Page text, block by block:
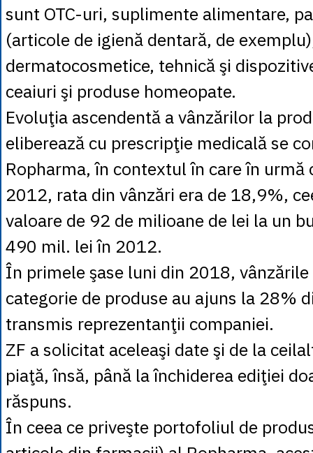
sunt OTC-uri, suplimente alimentare,
(articole de igienă dentară, de
dermatocosmetice, tehnică şi
ceaiuri şi produse homeopate.
Evoluţia ascendentă a vânzărilor la
eliberează cu prescripţie medicală se
Ropharma, în contextul în care în urmă
2012, rata din vânzări era de 18,9%,
valoare de 92 de milioane de lei la un
490 mil. lei în 2012.
În primele şase luni din 2018, vânzările
categorie de produse au ajuns la 28%
transmis reprezentanţii companiei.
ZF a solicitat aceleaşi date şi de la
piaţă, însă, până la închiderea ediţiei
răspuns.
În ceea ce priveşte portofoliul de